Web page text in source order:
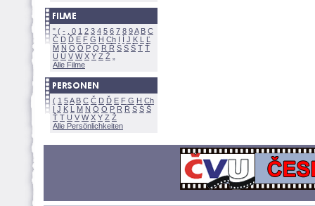
" ( - 0 1 2 3 4 5 6 7 8 9A B C
Č D Ď E F G H Ch I Í J K L
Ľ
M N O Ó P Q R Ř S Ś T Ť
U Ú V W X Y Z
Alle Filme
( 1 5A B C Č D Ď E F G H Ch
I J K L M N Ó O P R Ř S Ś
Ť T U V W X Y Z
Alle Persönlichkeiten